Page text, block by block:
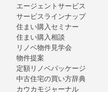
エージェントサービス
サービスラインナップ
住まい購入セミナー
住まい購入相談
リノベ物件見学会
物件提案
定額リノベパッケージ
中古住宅の買い方辞典
カウカモジャーナル